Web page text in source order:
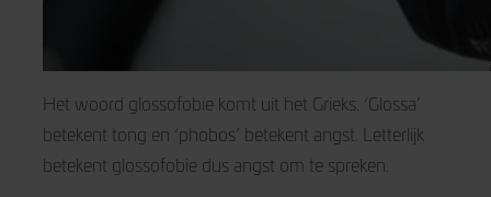
Het woord glossofobie komt uit het Grieks. ‘Glossa’
betekent tong en ‘phobos’ betekent angst. Letterlijk
betekent glossofobie dus angst om te spreken.